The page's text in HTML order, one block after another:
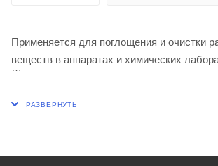
Применяется для поглощения и очистки
веществ в аппаратах и химических